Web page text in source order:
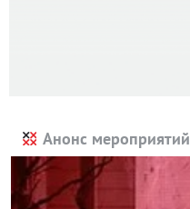
Анонс мероприятий